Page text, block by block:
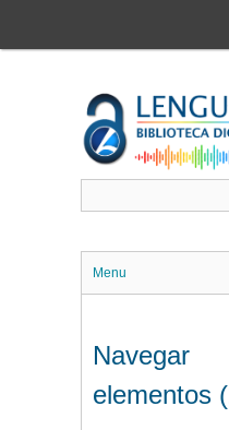
contenido
Menu
elementos